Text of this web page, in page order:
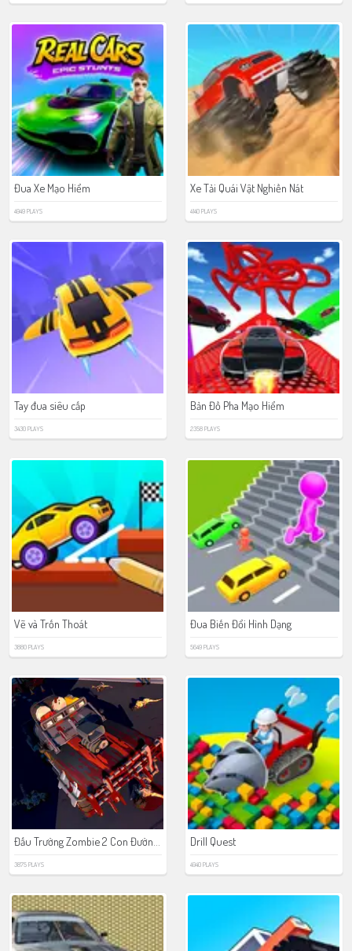
Đua Xe Mạo Hiểm
4949 PLAYS
Xe Tải Quái Vật Nghiền Nát
4140 PLAYS
Tay đua siêu cấp
3430 PLAYS
Bản Đồ Pha Mạo Hiểm
2358 PLAYS
Vẽ và Trốn Thoát
3880 PLAYS
Đua Biến Đổi Hình Dạng
5649 PLAYS
Đấu Trường Zombie 2 Con Đường Phẫn Nộ
3875 PLAYS
Drill Quest
4940 PLAYS